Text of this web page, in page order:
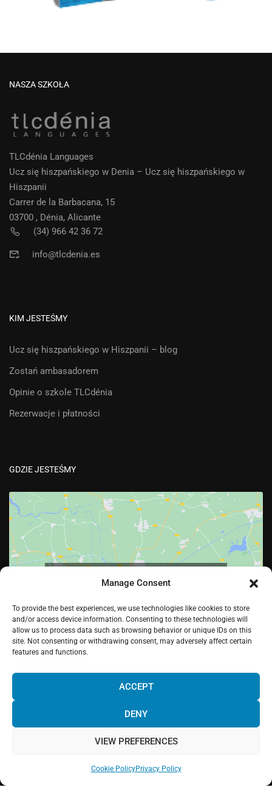
Manage Consent
To provide the best experiences, we use technologies like cookies to store
and/or access device information. Consenting to these technologies will
allow us to process data such as browsing behavior or unique IDs on this
site. Not consenting or withdrawing consent, may adversely affect certain
features and functions.
ACCEPT
DENY
VIEW PREFERENCES
Cookie PolicyPrivacy Policy
NASZA SZKOŁA
TLCdénia Languages
Ucz się hiszpańskiego w Denia – Ucz się hiszpańskiego w
Hiszpanii
Carrer de la Barbacana, 15
03700 , Dénia, Alicante
(34) 966 42 36 72
info@tlcdenia.es
KIM JESTEŚMY
Ucz się hiszpańskiego w Hiszpanii – blog
Zostań ambasadorem
Opinie o szkole TLCdénia
Rezerwacje i płatności
GDZIE JESTEŚMY
cookies i włączyć tę treść
FacebookŚwiergotLinkedInPinterestInstagramYouTube
information? Please, contact us and we